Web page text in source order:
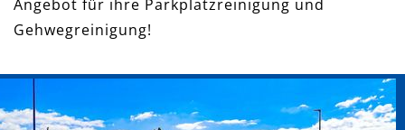
Angebot für ihre Parkplatzreinigung und
Gehwegreinigung!